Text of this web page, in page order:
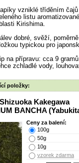
vzniklé tříděním
listu
Kirishima.
dobré, svěží,
typickou pro
na přípravu: cca 9
zchladlé vody,
položky:
Kakegawa
BANCHA
Ceny za balení:
100g
50g
10g
vzorek zdarma